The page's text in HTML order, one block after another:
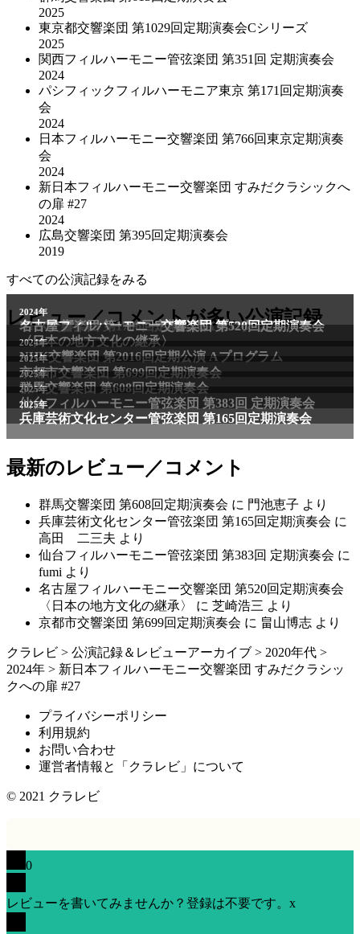
2025
東京都交響楽団 第1029回定期演奏会Cシリーズ
2025
関西フィルハーモニー管弦楽団 第351回 定期演奏会
2024
パシフィックフィルハーモニア東京 第171回定期演奏
会
2024
日本フィルハーモニー交響楽団 第766回東京定期演奏
会
2024
新日本フィルハーモニー交響楽団 すみだクラシックへ
の扉 #27
2024
広島交響楽団 第395回定期演奏会
2019
すべての公演記録をみる
レビュー／コメントが多い公演記録
2011年
NHK交響楽団 第1706回定期公演Aプログラム
2024年
名古屋フィルハーモニー交響楽団 第520回定期演奏会
〈日本の地方文化の継承〉
2024年
NHK交響楽団 第2016回定期公演 Aプログラム
2025年
京都市交響楽団 第699回定期演奏会
2025年
群馬交響楽団 第608回定期演奏会
2025年
仙台フィルハーモニー管弦楽団 第383回 定期演奏会
2025年
兵庫芸術文化センター管弦楽団 第165回定期演奏会
最新のレビュー／コメント
群馬交響楽団 第608回定期演奏会 に 門池恵子 より
兵庫芸術文化センター管弦楽団 第165回定期演奏会 に
高田 二三夫 より
仙台フィルハーモニー管弦楽団 第383回 定期演奏会 に
fumi より
名古屋フィルハーモニー交響楽団 第520回定期演奏会
〈日本の地方文化の継承〉
に 芝崎浩三 より
京都市交響楽団 第699回定期演奏会 に 畠山博志 より
クラレビ > 公演記録＆レビューアーカイブ > 2020年代 >
2024年 > 新日本フィルハーモニー交響楽団 すみだクラシッ
クへの扉 #27
プライバシーポリシー
利用規約
お問い合わせ
運営者情報と「クラレビ」について
© 2021 クラレビ
0
レビューを書いてみませんか？登録は不要です。 x